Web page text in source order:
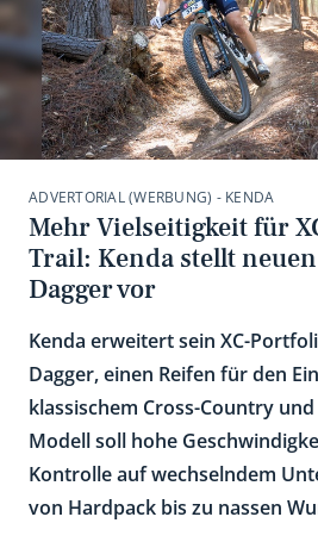
ADVERTORIAL (WERBUNG) - KENDA
Mehr Vielseitigkeit für
Trail: Kenda stellt
Dagger vor
Kenda erweitert sein XC-
Dagger, einen Reifen für den
klassischem Cross-Country
Modell soll hohe
Kontrolle auf wechselndem
von Hardpack bis zu nassen